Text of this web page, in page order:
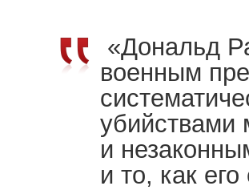
«Дональд
военным
убийствами
и
и то, как